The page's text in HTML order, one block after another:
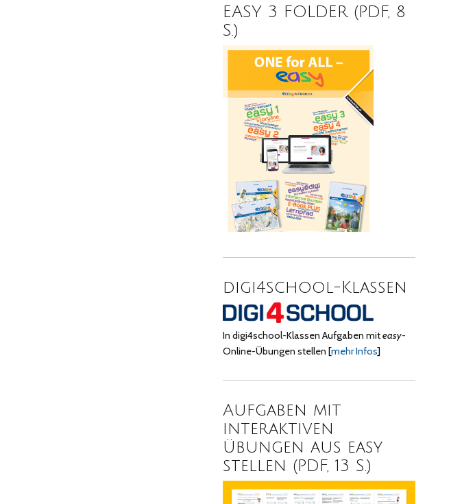
EASY 3 FOLDER (PDF, 8
S.)
digi4school-Klassen
In digi4school-Klassen Aufgaben miteasy-
Online-Übungen stellen[mehr Infos]
Aufgaben mit
interaktiven
Übungen aus easy
stellen (PDF, 13 S.)